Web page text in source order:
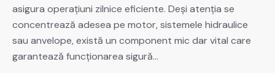
asigura operațiuni zilnice eficiente. Deși atenția se
concentrează adesea pe motor, sistemele hidraulice
sau anvelope, există un component mic dar vital care
garantează funcționarea sigură…